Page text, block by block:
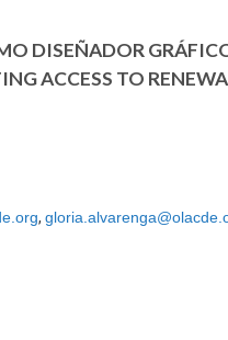
DISEÑADOR
ACCESS TO
,